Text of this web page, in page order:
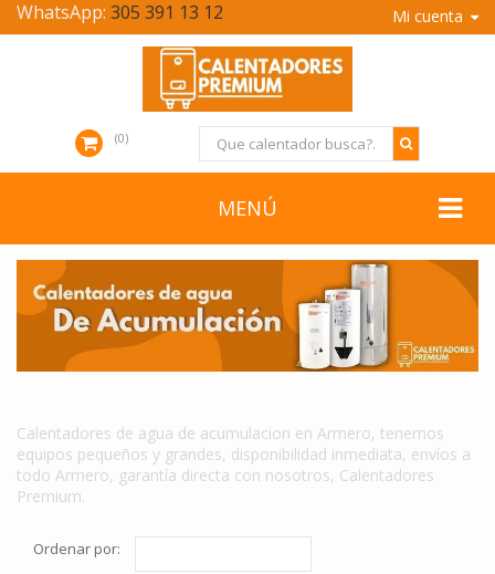
Mi cuenta
WhatsApp: 305 391 13 12
0
MENÚ
Calentadores de agua de acumulacion en Armero, tenemos
equipos pequeños y grandes, disponibilidad inmediata, envíos a
todo Armero, garantía directa con nosotros, Calentadores
Premium.
Ordenar por: